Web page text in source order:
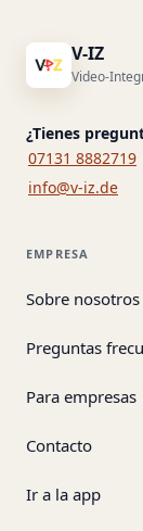
V-IZ
Video-
¿Tienes
07131 8882719
info@v-iz.de
EMPRESA
Sobre nosotros
Preguntas
Para empresas
Contacto
Ir a la app